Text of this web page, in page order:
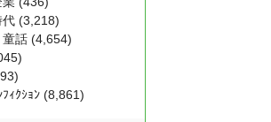
代 (3,218)
童話 (4,654)
ﾌｨｸｼｮﾝ (8,861)